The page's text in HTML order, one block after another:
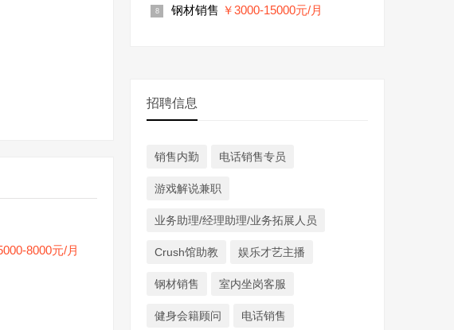
8000元/月
钢材销售 ￥3000-15000元/月
招聘信息
销售内勤 电话销售专员
游戏解说兼职
业务助理/经理助理/业务拓展人员
Crush馆助教 娱乐才艺主播
钢材销售 室内坐岗客服
健身会籍顾问 电话销售